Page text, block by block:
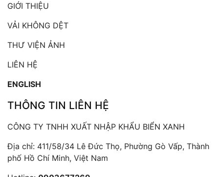
GIỚI THIỆU
VẢI KHÔNG DỆT
THƯ VIỆN ẢNH
LIÊN HỆ
ENGLISH
THÔNG TIN LIÊN HỆ
CÔNG TY TNHH XUẤT NHẬP KHẨU BIỂN XANH
Địa chỉ: 411/58/34 Lê Đức Thọ, Phường Gò Vấp, Thành
phố Hồ Chí Minh, Việt Nam